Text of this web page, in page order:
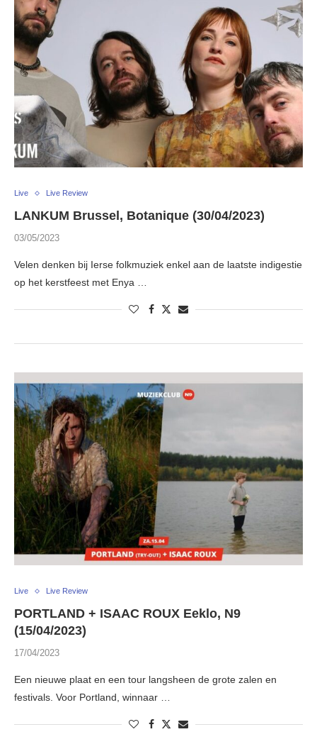
Live Live Review
LANKUM Brussel, Botanique (30/04/2023)
03/05/2023
Velen denken bij Ierse folkmuziek enkel aan de laatste indigestie
op het kerstfeest met Enya …
Live Live Review
PORTLAND + ISAAC ROUX Eeklo, N9
(15/04/2023)
17/04/2023
Een nieuwe plaat en een tour langsheen de grote zalen en
festivals. Voor Portland, winnaar …